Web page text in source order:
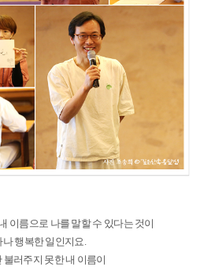
이름으로 나를 말할 수 있다는 것이
나 행복한 일인지요.
불러주지 못한 내 이름이